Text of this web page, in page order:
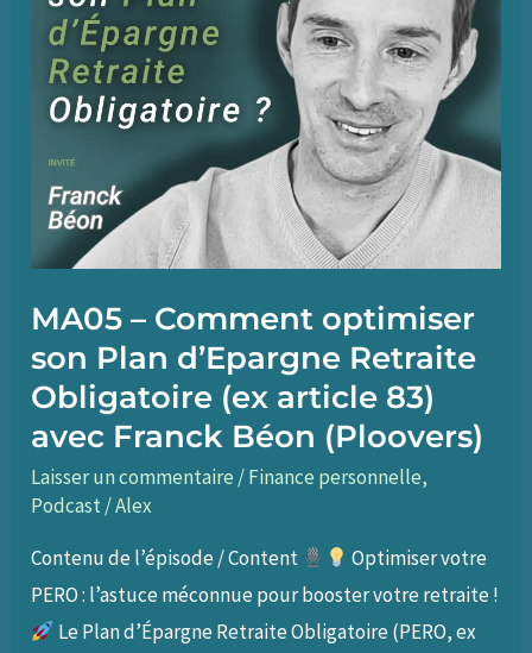
MA05 – Comment optimiser
son Plan d’Epargne Retraite
Obligatoire (ex article 83)
avec Franck Béon (Ploovers)
Laisser un commentaire /Finance personnelle,
Podcast /Alex
Contenu de l’épisode / Content
Optimiser votre
PERO : l’astuce méconnue pour booster votre retraite !
Le Plan d’Épargne Retraite Obligatoire (PERO, ex